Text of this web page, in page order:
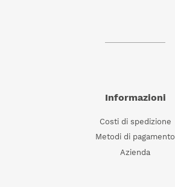
Informazioni
Costi di spedizione
Metodi di pagamento
Azienda